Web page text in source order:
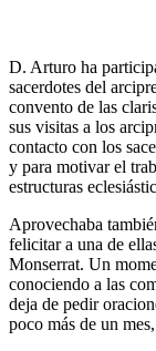
D. Arturo ha
sacerdotes del
convento de las
sus visitas a los
contacto con los
y para motivar el
estructuras
Aprovechaba
felicitar a una de
Monserrat. Un
conociendo a las
deja de pedir
poco más de un